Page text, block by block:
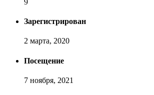
9
Зарегистрирован
2 марта, 2020
Посещение
7 ноября, 2021